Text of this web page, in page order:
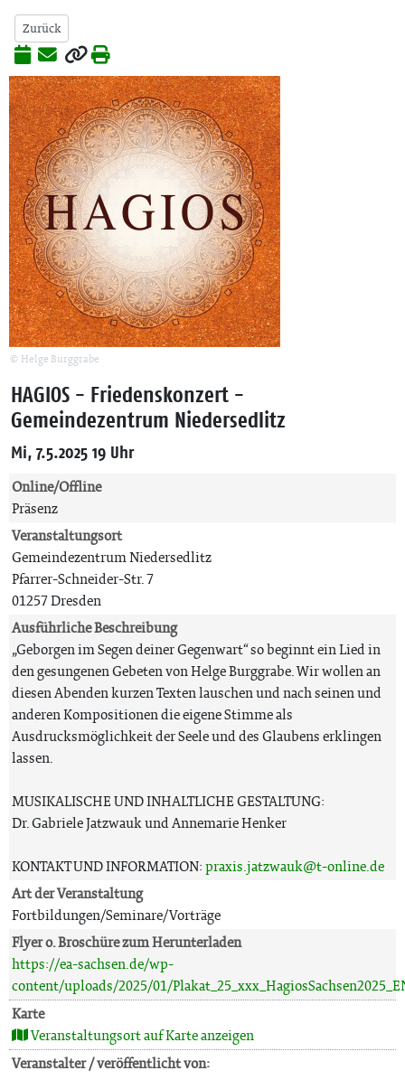
Zurück
© Helge Burggrabe
HAGIOS - Friedenskonzert -
Gemeindezentrum Niedersedlitz
Mi, 7.5.2025 19 Uhr
Online/Offline
Präsenz
Veranstaltungsort
Gemeindezentrum Niedersedlitz
Pfarrer-Schneider-Str. 7
01257 Dresden
Ausführliche Beschreibung
„Geborgen im Segen deiner Gegenwart“ so beginnt ein Lied in
den gesungenen Gebeten von Helge Burggrabe. Wir wollen an
diesen Abenden kurzen Texten lauschen und nach seinen und
anderen Kompositionen die eigene Stimme als
Ausdrucksmöglichkeit der Seele und des Glaubens erklingen
lassen.
MUSIKALISCHE UND INHALTLICHE GESTALTUNG:
Dr. Gabriele Jatzwauk und Annemarie Henker
KONTAKT UND INFORMATION:praxis.jatzwauk@t-online.de
Art der Veranstaltung
Fortbildungen/Seminare/Vorträge
Flyer o. Broschüre zum Herunterladen
https://ea-sachsen.de/wp-
content/uploads/2025/01/
Karte
Veranstaltungsort auf Karte anzeigen
Veranstalter / veröffentlicht von: